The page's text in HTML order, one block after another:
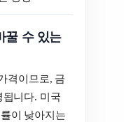
꿀 수 있는
격이므로, 금
됩니다. 미국
이 낮아지는